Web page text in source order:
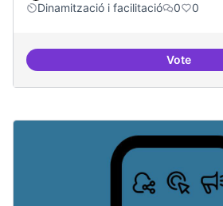
Dinamització i facilitació
0 0
Vote